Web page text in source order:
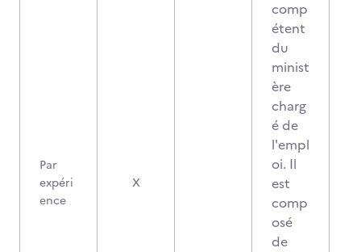
Par
expéri
ence
X
comp
étent
du
minist
ère
charg
é de
l'empl
oi. Il
est
comp
osé
de